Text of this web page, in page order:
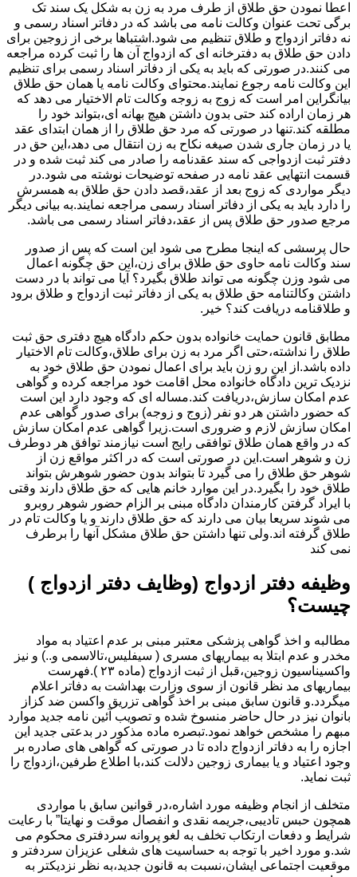
اعطا نمودن حق طلاق از طرف مرد به زن به شکل یک سند تک
برگی تحت عنوان وکالت نامه می باشد که در دفاتر اسناد رسمی و
نه دفاتر ازدواج و طلاق تنظیم می شود.اشتباها برخی از زوجین برای
دادن حق طلاق به دفترخانه ای که ازدواج آن ها را ثبت کرده مراجعه
می کنند.در صورتی که باید به یکی از دفاتر اسناد رسمی برای تنظیم
این وکالت نامه رجوع نمایند.محتوای وکالت نامه یا همان حق طلاق
بیانگراین امر است که زوج به زوجه وکالت تام الاختیار می دهد که
هر زمان اراده کند حتی بدون داشتن هیچ بهانه ای،بتواند خود را
مطلقه کند.تنها در صورتی که مرد حق طلاق را از همان ابتدای عقد
یا در زمان جاری شدن صیغه نکاح به زن انتقال می دهد،این حق در
دفتر ثبت ازدواجی که سند عقدنامه را صادر می کند ثبت شده و در
قسمت انتهایی عقد نامه در صفحه توضیحات نوشته می شود.در
دیگر مواردی که زوج بعد از عقد،قصد دادن حق طلاق به همسرش
را دارد باید به یکی از دفاتر اسناد رسمی مراجعه نمایند.به بیانی دیگر
مرجع صدور حق طلاق پس از عقد،دفاتر اسناد رسمی می باشد.
حال پرسشی که اینجا مطرح می شود این است که پس از صدور
سند وکالت نامه حاوی حق طلاق برای زن،این حق چگونه اعمال
می شود وزن چگونه می تواند طلاق بگیرد؟ آیا می تواند با در دست
داشتن وکالتنامه حق طلاق به یکی از دفاتر ثبت ازدواج و طلاق برود
و طلاقنامه دریافت کند؟ خیر.
مطابق قانون حمایت خانواده بدون حکم دادگاه هیچ دفتری حق ثبت
طلاق را نداشته،حتی اگر مرد به زن برای طلاق،وکالت تام الاختیار
داده باشد.از این رو زن باید برای اعمال نمودن حق طلاق خود به
نزدیک ترین دادگاه خانواده محل اقامت خود مراجعه کرده و گواهی
عدم امکان سازش،دریافت کند.مساله ای که وجود دارد این است
که حضور داشتن هر دو نفر (زوج و زوجه) برای صدور گواهی عدم
امکان سازش لازم و ضروری است.زیرا گواهی عدم امکان سازش
که در واقع همان طلاق توافقی رایج است نیازمند توافق هر دوطرف
زن و شوهر است.این در صورتی است که در اکثر مواقع زن از
شوهر حق طلاق را می گیرد تا بتواند بدون حضور شوهرش بتواند
طلاق خود را بگیرد.در این موارد خانم هایی که حق طلاق دارند وقتی
با ایراد گرفتن کارمندان دادگاه مبنی بر الزام حضور شوهر روبرو
می شوند سریعا بیان می دارند که حق طلاق دارند و یا وکالت تام در
طلاق گرفته اند.ولی تنها داشتن حق طلاق مشکل آنها را برطرف
نمی کند
وظیفه دفتر ازدواج (وظایف دفتر ازدواج )
چیست؟
مطالبه و اخذ گواهی پزشکی معتبر مبنی بر عدم اعتیاد به مواد
مخدر و عدم ابتلا به بیماریهای مسری ( سیفلیس،تالاسمی و..) و نیز
واکسیناسیون زوجین،قبل از ثبت ازدواج (ماده ۲۳ ).فهرست
بیماریهای مد نظر قانون از سوی وزارت بهداشت به دفاتر اعلام
میگردد.و قانون سابق مبنی بر اخذ گواهی تزریق واکسن ضد کزاز
بانوان نیز در حال حاضر منسوخ شده و تصویب آئین نامه جدید موارد
مبهم را مشخص خواهد نمود.تبصره ماده مذکور در بدعتی جدید این
اجازه را به دفاتر ازدواج داده تا در صورتی که گواهی های صادره بر
وجود اعتیاد و یا بیماری زوجین دلالت کند،با اطلاع طرفین،ازدواج را
ثبت نماید.
متخلف از انجام وظیفه مورد اشاره،در قوانین سابق با مواردی
همچون حبس تادیبی،جریمه نقدی و انفصال موقت و نهایتا” با رعایت
شرایط و دفعات ارتکاب تخلف به لغو پروانه سردفتری محکوم می
شد.و مورد اخیر با توجه به حساسیت های شغلی عزیزان سردفتر و
موقعیت اجتماعی ایشان،نسبت به قانون جدید،به نظر نزدیکتر به